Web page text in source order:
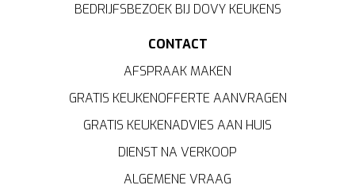
BEDRIJFSBEZOEK BIJ DOVY KEUKENS
CONTACT
AFSPRAAK MAKEN
GRATIS KEUKENOFFERTE AANVRAGEN
GRATIS KEUKENADVIES AAN HUIS
DIENST NA VERKOOP
ALGEMENE VRAAG